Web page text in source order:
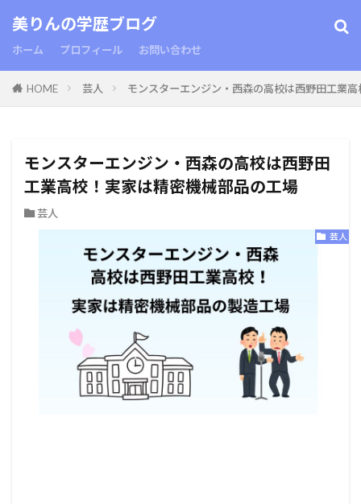
美りんの学歴ブログ
ホーム プロフィール お問い合わせ
HOME 芸人 モンスターエンジン・西森の高校は西野田工業
モンスターエンジン・西森の高校は西野田
工業高校！実家は精密機械部品の工場
芸人
芸人